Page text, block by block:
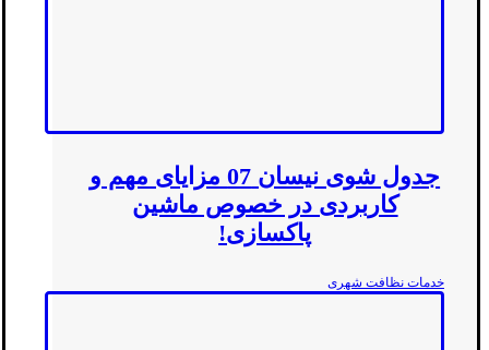
جدول شوی نیسان 07 مزایای مهم و
کاربردی در خصوص ماشین
پاکسازی!
خدمات نظافت شهری